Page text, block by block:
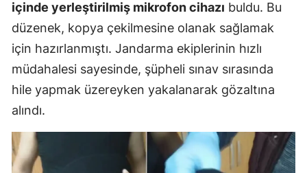
içinde yerleştirilmiş mikrofon cihazı buldu. Bu
düzenek, kopya çekilmesine olanak sağlamak
için hazırlanmıştı. Jandarma ekiplerinin hızlı
müdahalesi sayesinde, şüpheli sınav sırasında
hile yapmak üzereyken yakalanarak gözaltına
alındı.